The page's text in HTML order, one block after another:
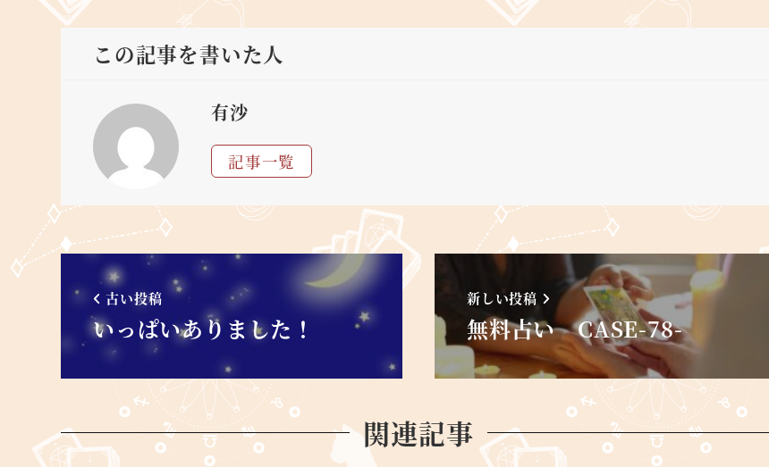
この記事を書いた人
有沙
記事一覧
古い投稿
いっぱいありました！
新しい投稿
無料占い CASE-78-
関連記事